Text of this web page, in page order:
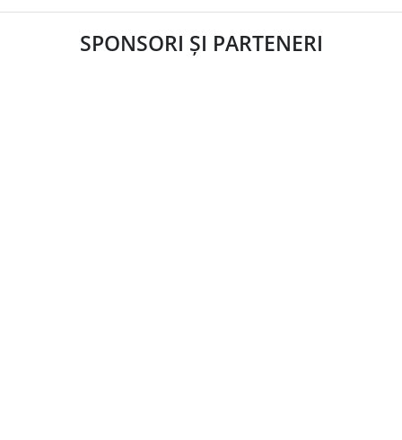
SPONSORI ȘI PARTENERI